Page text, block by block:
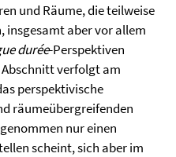
und Räume, die teilweise
insgesamt aber vor allem
durée-Perspektiven
verfolgt am
perspektivische
räumeübergreifenden
nur einen
scheint, sich aber im